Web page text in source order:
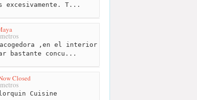
excesivamente. T...
,en el interior
bastante concu...
Closed
Cuisine